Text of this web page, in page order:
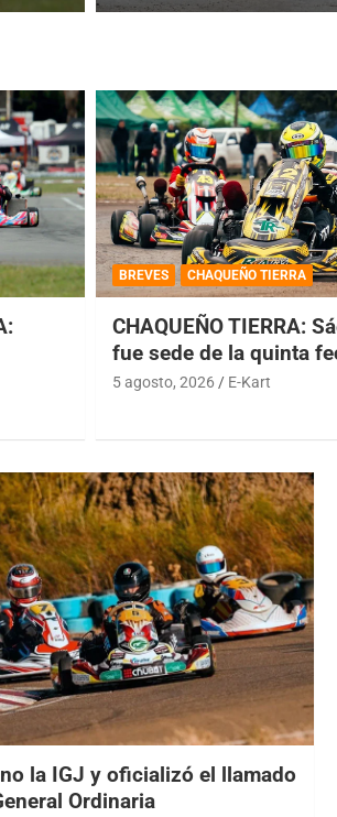
BREVES CHAQUEÑO TIERRA
CHAQUEÑO TIERRA:
fue sede de la quinta
5 agosto, 2026 E-Kart
la IGJ y oficializó el llamado
Ordinaria